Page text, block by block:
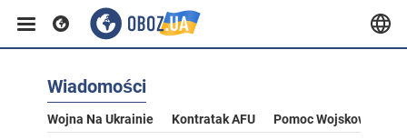
Wiadomości
Wojna Na Ukrainie Kontratak AFU Pomoc Wojskowa Dla